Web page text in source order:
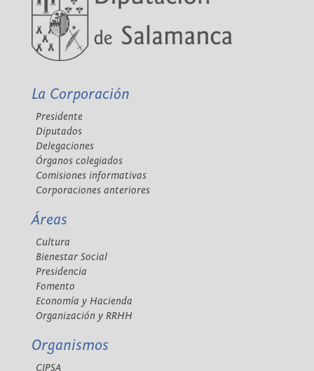
La Corporación
Presidente
Diputados
Delegaciones
Órganos colegiados
Comisiones informativas
Corporaciones anteriores
Áreas
Cultura
Bienestar Social
Presidencia
Fomento
Economía y Hacienda
Organización y RRHH
Organismos
CIPSA